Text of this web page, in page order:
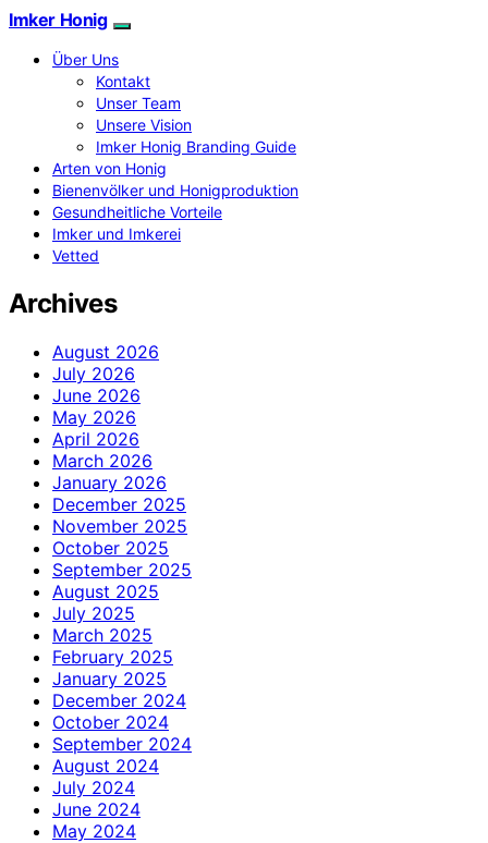
Imker Honig
Über Uns
Kontakt
Unser Team
Unsere Vision
Imker Honig Branding Guide
Arten von Honig
Bienenvölker und Honigproduktion
Gesundheitliche Vorteile
Imker und Imkerei
Vetted
Archives
August 2026
July 2026
June 2026
May 2026
April 2026
March 2026
January 2026
December 2025
November 2025
October 2025
September 2025
August 2025
July 2025
March 2025
February 2025
January 2025
December 2024
October 2024
September 2024
August 2024
July 2024
June 2024
May 2024